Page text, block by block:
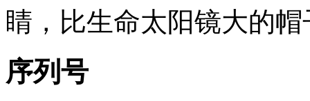
睛，比生命太阳镜大的
序列号